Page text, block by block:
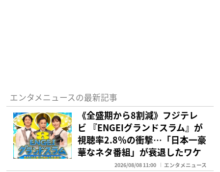
エンタメニュースの最新記事
《全盛期から8割減》フジテレ
ビ 『ENGEIグランドスラム』が
視聴率2.8％の衝撃…「日本一豪
華なネタ番組」が衰退したワケ
2026/08/08 11:00 エンタメニュース